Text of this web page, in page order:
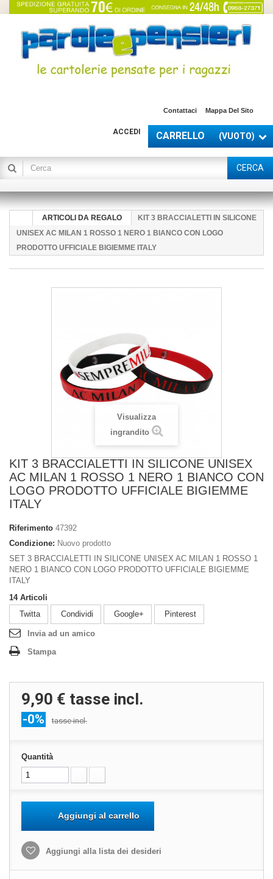
Contattaci Mappa Del Sito
CARRELLO (VUOTO)
ACCEDI
CERCA
ARTICOLI DA REGALO
KIT 3 BRACCIALETTI IN SILICONE
UNISEX AC MILAN 1 ROSSO 1 NERO 1 BIANCO CON LOGO
PRODOTTO UFFICIALE BIGIEMME ITALY
Visualizza
ingrandito
KIT 3 BRACCIALETTI IN SILICONE UNISEX
AC MILAN 1 ROSSO 1 NERO 1 BIANCO CON
LOGO PRODOTTO UFFICIALE BIGIEMME
ITALY
Riferimento 47392
Condizione: Nuovo prodotto
SET 3 BRACCIALETTI IN SILICONE UNISEX AC MILAN 1 ROSSO 1
NERO 1 BIANCO CON LOGO PRODOTTO UFFICIALE BIGIEMME
ITALY
14 Articoli
Twitta
Condividi Google+ Pinterest
Invia ad un amico
Stampa
9,90 € tasse incl.
-0% tasse incl.
Quantità
Aggiungi al carrello
Aggiungi alla lista dei desideri